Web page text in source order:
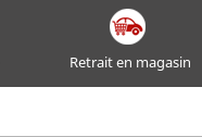
Retrait en magasin